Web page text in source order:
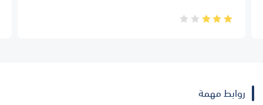
روابط مهمة